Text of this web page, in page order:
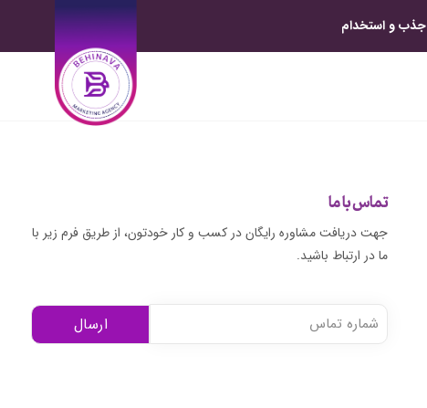
جذب و استخدام
تماس با ما
جهت دریافت مشاوره رایگان در کسب و کار خودتون، از طریق فرم زیر با
ما در ارتباط باشید.